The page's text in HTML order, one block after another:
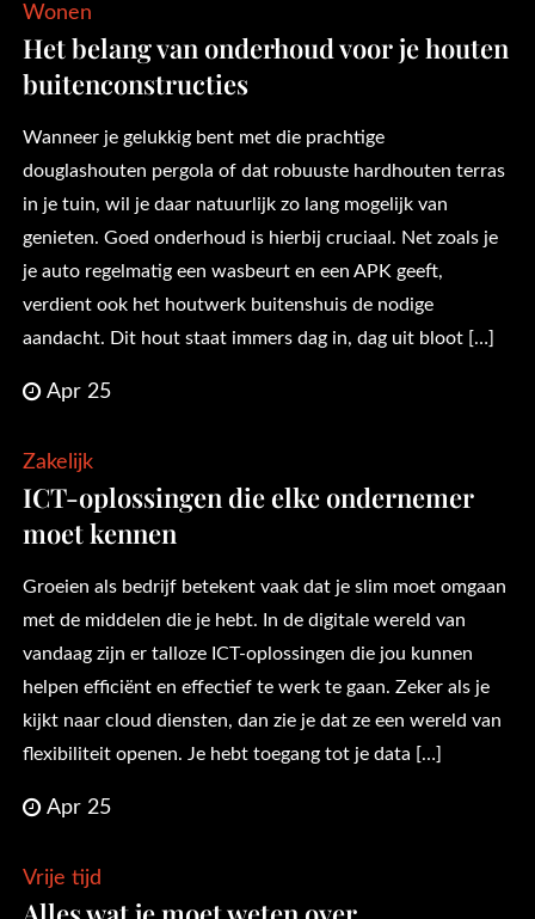
Wonen
Het belang van onderhoud voor je houten
buitenconstructies
Wanneer je gelukkig bent met die prachtige
douglashouten pergola of dat robuuste hardhouten terras
in je tuin, wil je daar natuurlijk zo lang mogelijk van
genieten. Goed onderhoud is hierbij cruciaal. Net zoals je
je auto regelmatig een wasbeurt en een APK geeft,
verdient ook het houtwerk buitenshuis de nodige
aandacht. Dit hout staat immers dag in, dag uit bloot […]
Apr 25
Zakelijk
ICT-oplossingen die elke ondernemer
moet kennen
Groeien als bedrijf betekent vaak dat je slim moet omgaan
met de middelen die je hebt. In de digitale wereld van
vandaag zijn er talloze ICT-oplossingen die jou kunnen
helpen efficiënt en effectief te werk te gaan. Zeker als je
kijkt naar cloud diensten, dan zie je dat ze een wereld van
flexibiliteit openen. Je hebt toegang tot je data […]
Apr 25
Vrije tijd